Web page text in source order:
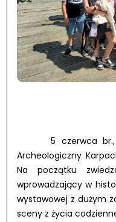
5 czerwca br.,
Archeologiczny
Na początku
wprowadzający w
wystawowej z dużym
sceny z życia